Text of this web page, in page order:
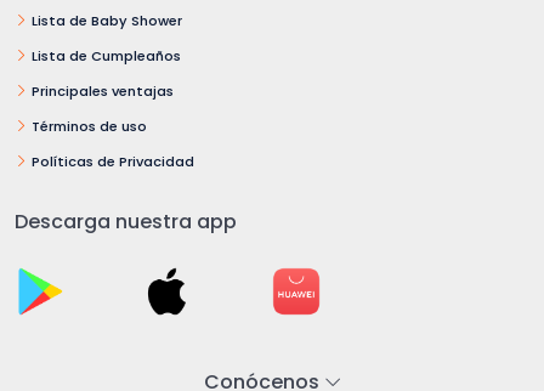
Lista de Baby Shower
Lista de Cumpleaños
Principales ventajas
Términos de uso
Políticas de Privacidad
Descarga nuestra app
Conócenos